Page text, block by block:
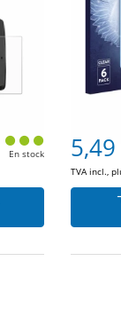
En stock
TVA incl.,